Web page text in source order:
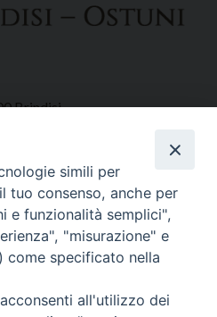
Brindisi
13
ore 9 - 13
simili per
tuo consenso, anche per
e funzionalità semplici",
"misurazione" e
specificato nella
all'utilizzo dei